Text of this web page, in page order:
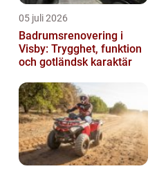
05 juli 2026
Badrumsrenovering i
Visby: Trygghet, funktion
och gotländsk karaktär